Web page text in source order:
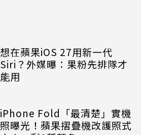
想在蘋果iOS 27用新一代
Siri？外媒曝：果粉先排隊才
能用
iPhone Fold「最清楚」實機
照曝光！蘋果摺疊機改護照式